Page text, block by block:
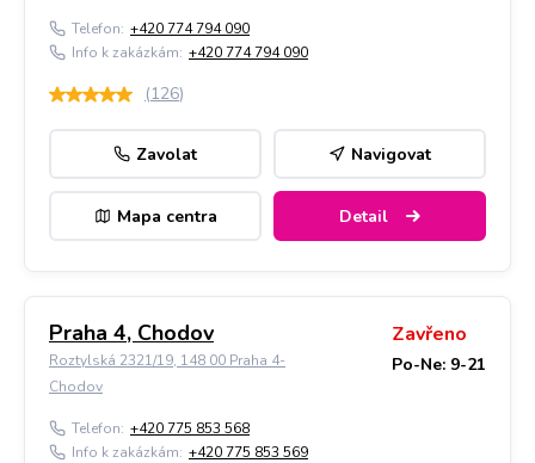
Telefon: +420 774 794 090
Info k zakázkám: +420 774 794 090
(126)
Zavolat Navigovat
Mapa centra Detail
Praha 4, Chodov
Roztylská 2321/19, 148 00 Praha 4-
Chodov
Zavřeno
Po-Ne: 9-21
Telefon: +420 775 853 568
Info k zakázkám: +420 775 853 569